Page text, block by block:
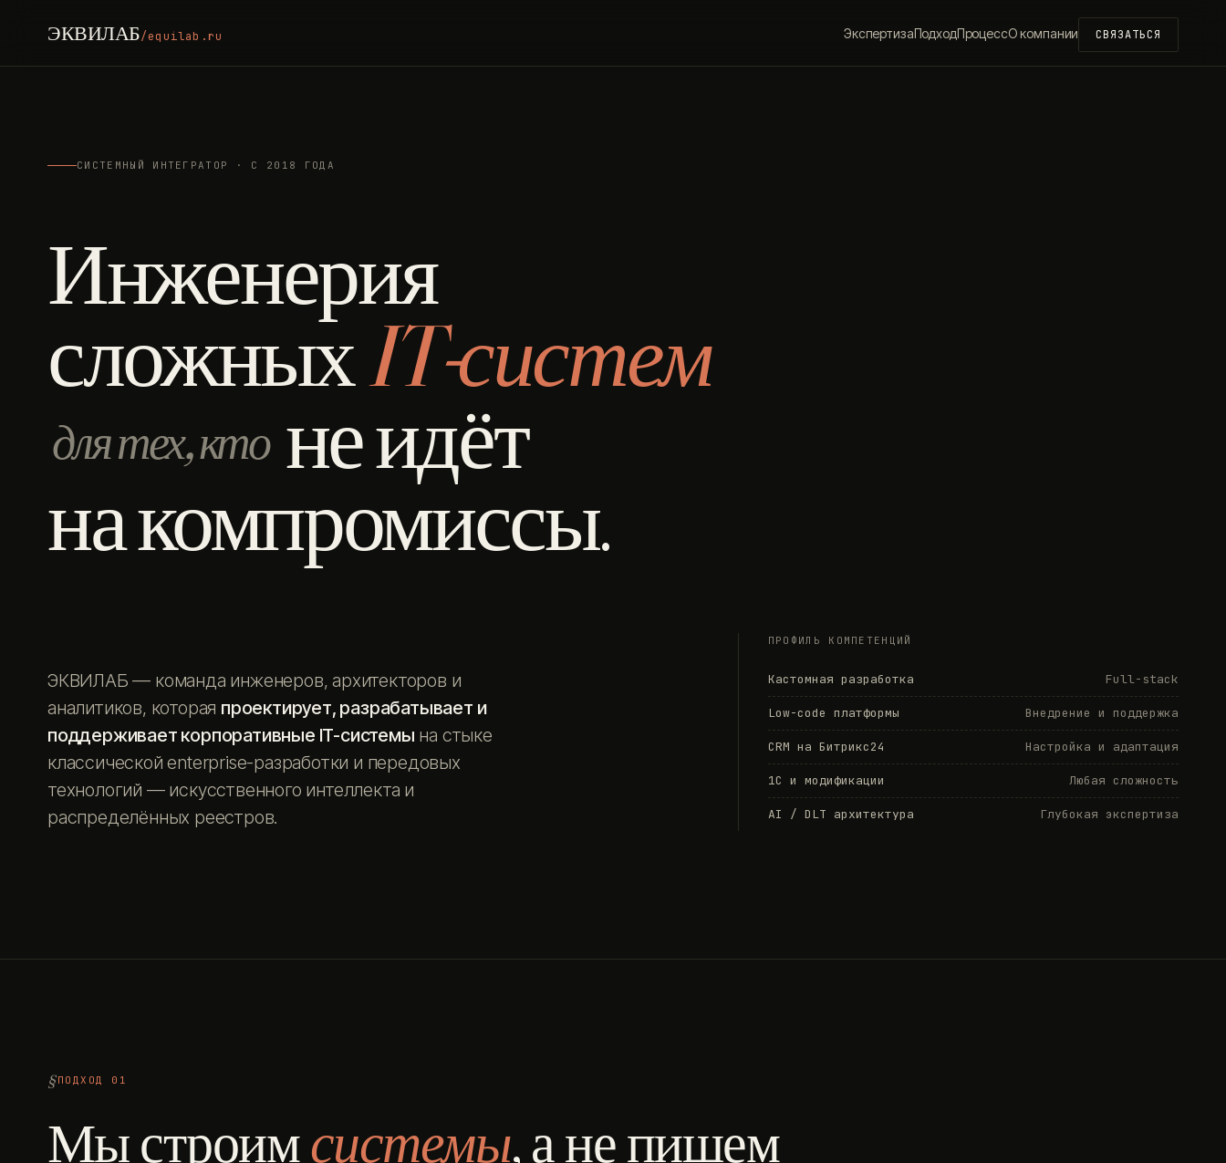
ЭКВИЛАБ/equilab.ru ЭкспертизаПодходПроцессО компании СВЯЗАТЬСЯ
СИСТЕМНЫЙ ИНТЕГРАТОР · С 2018 ГОДА
Инженерия
сложныхIT-систем
для тех, кто не идёт
на компромиссы.
ЭКВИЛАБ — команда инженеров, архитекторов и
аналитиков, которая проектирует, разрабатывает и
поддерживает корпоративные IT-системы на стыке
классической enterprise-разработки и передовых
технологий — искусственного интеллекта и
распределённых реестров.
ПРОФИЛЬ КОМПЕТЕНЦИЙ
Кастомная разработка Full-stack
Low-code платформы Внедрение и поддержка
CRM на Битрикс24 Настройка и адаптация
1С и модификации Любая сложность
AI / DLT архитектура Глубокая экспертиза
ПОДХОД 01
Мы строимсистемы, а не пишем